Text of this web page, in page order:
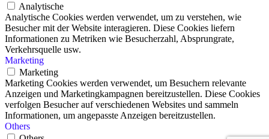
Analytische
Analytische Cookies werden verwendet, um zu verstehen, wie
Besucher mit der Website interagieren. Diese Cookies liefern
Informationen zu Metriken wie Besucherzahl, Absprungrate,
Verkehrsquelle usw.
Marketing
Marketing
Marketing Cookies werden verwendet, um Besuchern relevante
Anzeigen und Marketingkampagnen bereitzustellen. Diese Cookies
verfolgen Besucher auf verschiedenen Websites und sammeln
Informationen, um angepasste Anzeigen bereitzustellen.
Others